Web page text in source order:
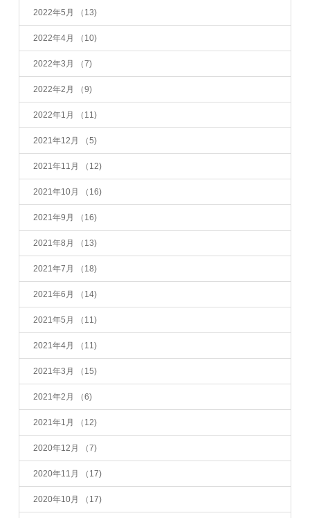
2022年5月 （13)
2022年4月 （10)
2022年3月 （7)
2022年2月 （9)
2022年1月 （11)
2021年12月 （5)
2021年11月 （12)
2021年10月 （16)
2021年9月 （16)
2021年8月 （13)
2021年7月 （18)
2021年6月 （14)
2021年5月 （11)
2021年4月 （11)
2021年3月 （15)
2021年2月 （6)
2021年1月 （12)
2020年12月 （7)
2020年11月 （17)
2020年10月 （17)